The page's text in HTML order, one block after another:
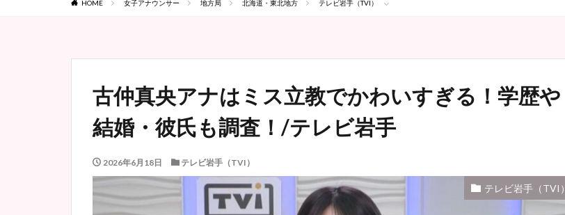
HOME 女子アナウンサー 地方局 北海道・東北地方 テレビ岩手（TVI）
古仲真央アナはミス立教でかわいすぎる！学歴や
結婚・彼氏も調査！/テレビ岩手
2026年6月18日 テレビ岩手（TVI）
テレビ岩手（TVI）